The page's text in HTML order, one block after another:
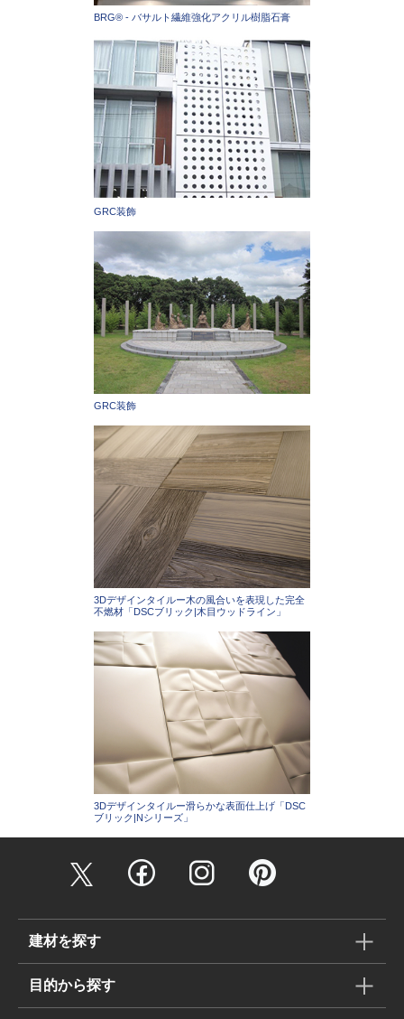
BRG® - バサルト繊維強化アクリル樹脂石膏
GRC装飾
GRC装飾
3Dデザインタイルー木の風合いを表現した完全
不燃材「DSCブリック|木目ウッドライン」
3Dデザインタイルー滑らかな表面仕上げ「DSC
ブリック|Nシリーズ」
建材を探す
目的から探す